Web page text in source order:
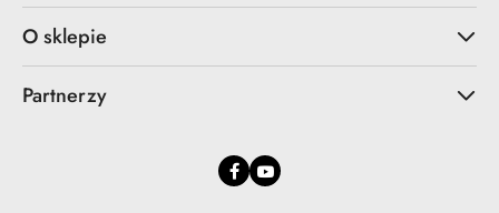
O sklepie
Partnerzy